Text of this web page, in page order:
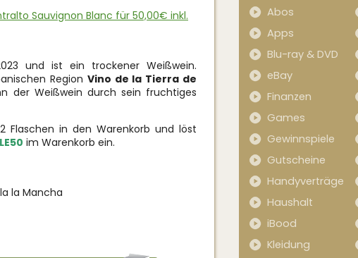
Sauvignon Blanc für 50,00€ inkl.
und ist ein trockener Weißwein.
Region Vino de la Tierra de
der Weißwein durch sein fruchtiges
Flaschen in den Warenkorb und löst
im Warenkorb ein.
la Mancha
Abos
Apps
Blu-ray & DVD
eBay
Finanzen
Games
Gewinnspiele
Gutscheine
Handyverträge
Haushalt
iBood
Kleidung